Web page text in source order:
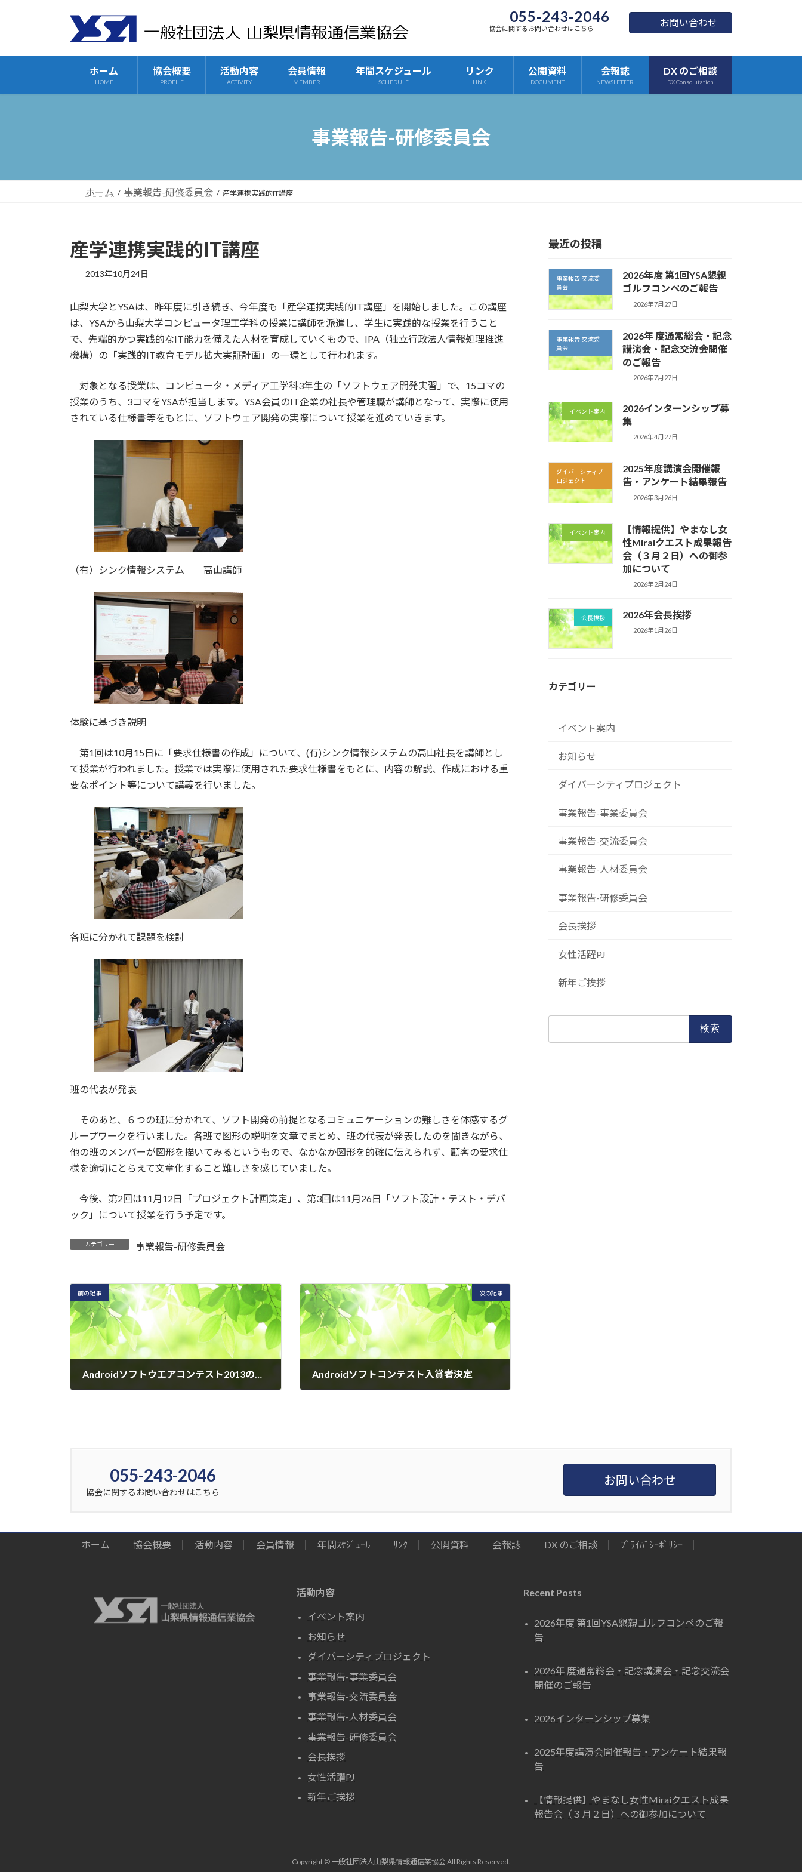
ス
ン
055-243-2046
協会に関するお問い合わせはこちら
お問い合わせ
ホーム
HOME
協会概要
PROFILE
活動内容
ACTIVITY
会員情報
MEMBER
年間スケジュール
SCHEDULE
リンク
LINK
公開資料
DOCUMENT
会報誌
NEWSLETTER
DX のご相談
DX Consolutation
事業報告-研修委員会
ホーム 事業報告-研修委員会 産学連携実践的IT講座
産学連携実践的IT講座
2013年10月24日
山梨大学とYSAは、昨年度に引き続き、今年度も「産学連携実践的IT講座」を開始しました。この講座
は、YSAから山梨大学コンピュータ理工学科の授業に講師を派遣し、学生に実践的な授業を行うこと
で、先端的かつ実践的なIT能力を備えた人材を育成していくもので、IPA（独立行政法人情報処理推進
機構）の「実践的IT教育モデル拡大実証計画」の一環として行われます。
対象となる授業は、コンピュータ・メディア工学科3年生の「ソフトウェア開発実習」で、15コマの
授業のうち、3コマをYSAが担当します。YSA会員のIT企業の社長や管理職が講師となって、実際に使用
されている仕様書等をもとに、ソフトウェア開発の実際について授業を進めていきます。
（有）シンク情報システム 高山講師
体験に基づき説明
第1回は10月15日に「要求仕様書の作成」について、(有)シンク情報システムの高山社長を講師とし
て授業が行われました。授業では実際に使用された要求仕様書をもとに、内容の解説、作成における重
要なポイント等について講義を行いました。
各班に分かれて課題を検討
班の代表が発表
そのあと、６つの班に分かれて、ソフト開発の前提となるコミュニケーションの難しさを体感するグ
ループワークを行いました。各班で図形の説明を文章でまとめ、班の代表が発表したのを聞きながら、
他の班のメンバーが図形を描いてみるというもので、なかなか図形を的確に伝えられず、顧客の要求仕
様を適切にとらえて文章化すること難しさを感じていました。
今後、第2回は11月12日「プロジェクト計画策定」、第3回は11月26日「ソフト設計・テスト・デバ
ック」について授業を行う予定です。
カテゴリー 事業報告-研修委員会
前の記事
Androidソフトウエアコンテスト2013のお知らせ（終了）
次の記事
Androidソフトコンテスト入賞者決定
最近の投稿
事業報告-交流委
員会
2026年度 第1回YSA懇親
ゴルフコンペのご報告
2026年7月27日
事業報告-交流委
員会
2026年 度通常総会・記念
講演会・記念交流会開催
のご報告
2026年7月27日
イベント案内
2026インターンシップ募
集
2026年4月27日
ダイバーシティプ
ロジェクト
2025年度講演会開催報
告・アンケート結果報告
2026年3月26日
イベント案内
【情報提供】やまなし女
性Miraiクエスト成果報告
会（３月２日）への御参
加について
2026年2月24日
会長挨拶 2026年会長挨拶
2026年1月26日
カテゴリー
イベント案内
お知らせ
ダイバーシティプロジェクト
事業報告-事業委員会
事業報告-交流委員会
事業報告-人材委員会
事業報告-研修委員会
会長挨拶
女性活躍PJ
新年ご挨拶
055-243-2046
協会に関するお問い合わせはこちら
お問い合わせ
ホーム 協会概要 活動内容 会員情報 年間ｽｹｼﾞｭｰﾙ ﾘﾝｸ 公開資料 会報誌 DX のご相談 ﾌﾟﾗｲﾊﾞｼｰﾎﾟﾘｼｰ
活動内容
イベント案内
お知らせ
ダイバーシティプロジェクト
事業報告-事業委員会
事業報告-交流委員会
事業報告-人材委員会
事業報告-研修委員会
会長挨拶
女性活躍PJ
新年ご挨拶
Recent Posts
2026年度 第1回YSA懇親ゴルフコンペのご報
告
2026年 度通常総会・記念講演会・記念交流会
開催のご報告
2026インターンシップ募集
2025年度講演会開催報告・アンケート結果報
告
【情報提供】やまなし女性Miraiクエスト成果
報告会（３月２日）への御参加について
Copyright © 一般社団法人山梨県情報通信業協会 All Rights Reserved.